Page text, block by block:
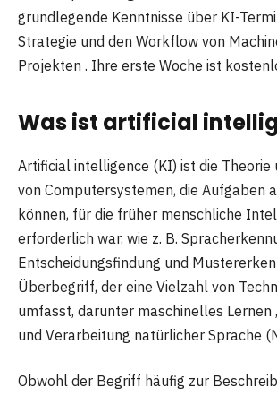
grundlegende Kenntnisse über KI-
Strategie und den Workflow von
Projekten . Ihre erste Woche ist
Was ist artificial
Artificial intelligence (KI) ist die Theorie
von Computersystemen, die Aufgaben
können, für die früher menschliche
erforderlich war, wie z. B.
Entscheidungsfindung und
Überbegriff, der eine Vielzahl von
umfasst, darunter maschinelles Lernen
und Verarbeitung natürlicher Sprache
Obwohl der Begriff häufig zur